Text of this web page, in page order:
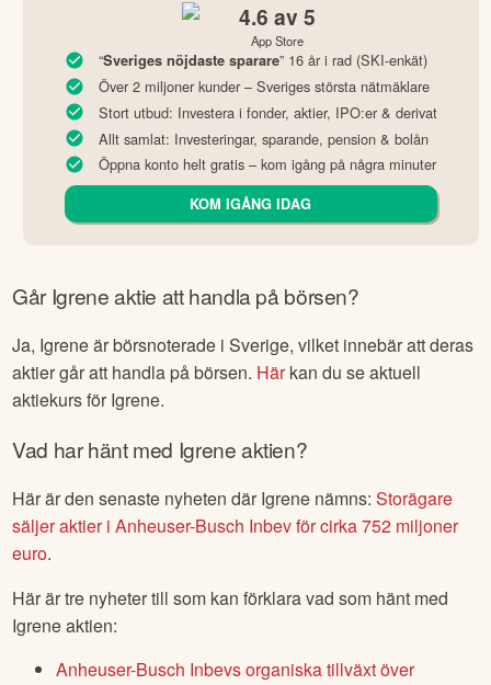
4.6 av 5
App Store
“Sveriges nöjdaste sparare” 16 år i rad (SKI-enkät)
Över 2 miljoner kunder – Sveriges största nätmäklare
Stort utbud: Investera i fonder, aktier, IPO:er & derivat
Allt samlat: Investeringar, sparande, pension & bolån
Öppna konto helt gratis – kom igång på några minuter
KOM IGÅNG IDAG
Går Igreneaktie att handla på börsen?
Ja, Igreneär börsnoterade i Sverige, vilket innebär att deras
aktier går att handla på börsen. Härkan du se aktuell
aktiekurs för Igrene.
Vad har hänt med Igreneaktien?
Här är den senaste nyheten där Igrene nämns:Storägare
säljer aktier i Anheuser-Busch Inbev för cirka 752 miljoner
euro.
Här är tre nyheter till som kan förklara vad som hänt med
Igreneaktien:
Anheuser-Busch Inbevs organiska tillväxt över